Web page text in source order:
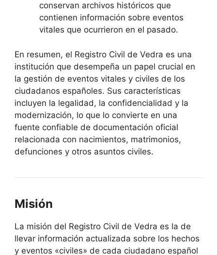
conservan archivos históricos que
contienen información sobre eventos
vitales que ocurrieron en el pasado.
En resumen, el Registro Civil de Vedra es una
institución que desempeña un papel crucial en
la gestión de eventos vitales y civiles de los
ciudadanos españoles. Sus características
incluyen la legalidad, la confidencialidad y la
modernización, lo que lo convierte en una
fuente confiable de documentación oficial
relacionada con nacimientos, matrimonios,
defunciones y otros asuntos civiles.
Misión
La misión del Registro Civil de Vedra es la de
llevar información actualizada sobre los hechos
y eventos «civiles» de cada ciudadano español